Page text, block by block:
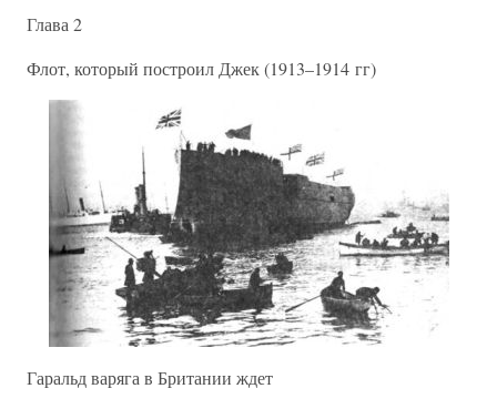
Глава 2
Флот, который построил Джек (1913–1914 гг)
Гаральд варяга в Британии ждет